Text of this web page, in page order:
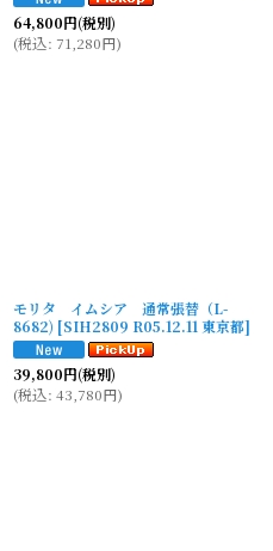
64,800円(税別)
(税込: 71,280円)
モリタ イムシア 通常張替（L-
8682) [SIH2809 R05.12.11 東亰都]
39,800円(税別)
(税込: 43,780円)